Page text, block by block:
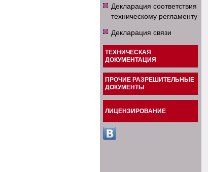
Декларация соответствия
техническому регламенту
Декларация связи
ТЕХНИЧЕСКАЯ
ДОКУМЕНТАЦИЯ
ПРОЧИЕ РАЗРЕШИТЕЛЬНЫЕ
ДОКУМЕНТЫ
ЛИЦЕНЗИРОВАНИЕ